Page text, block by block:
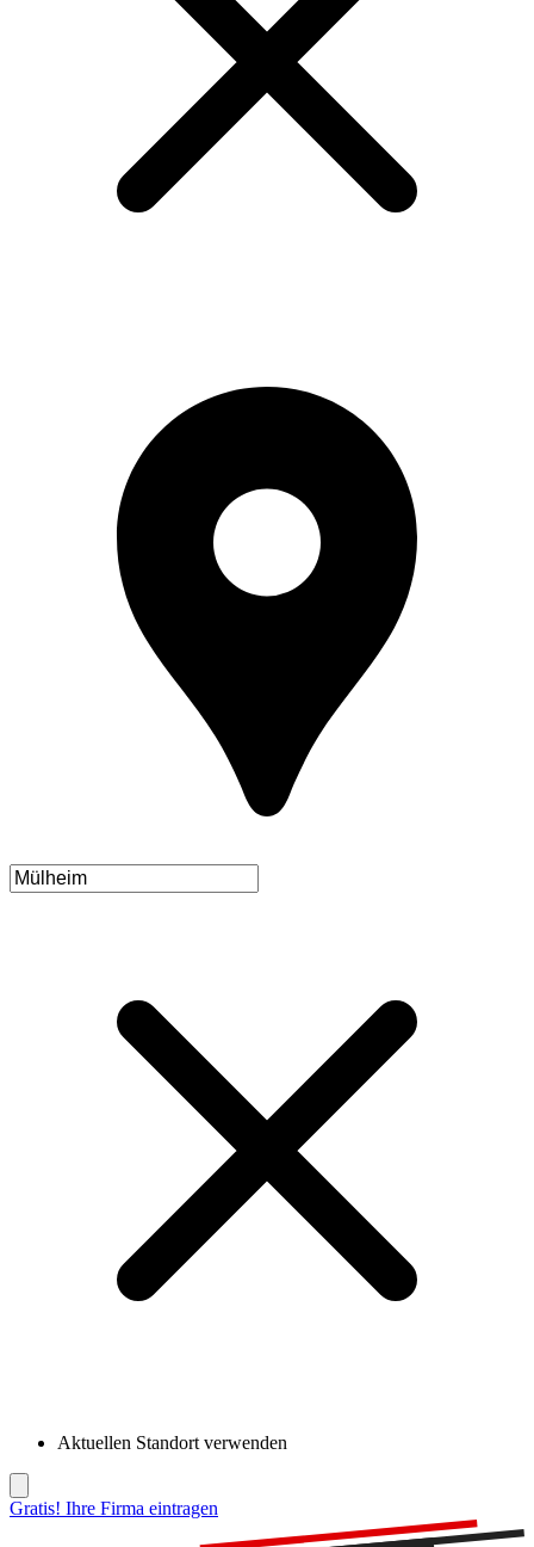
Aktuellen Standort verwenden
Gratis! Ihre Firma eintragen